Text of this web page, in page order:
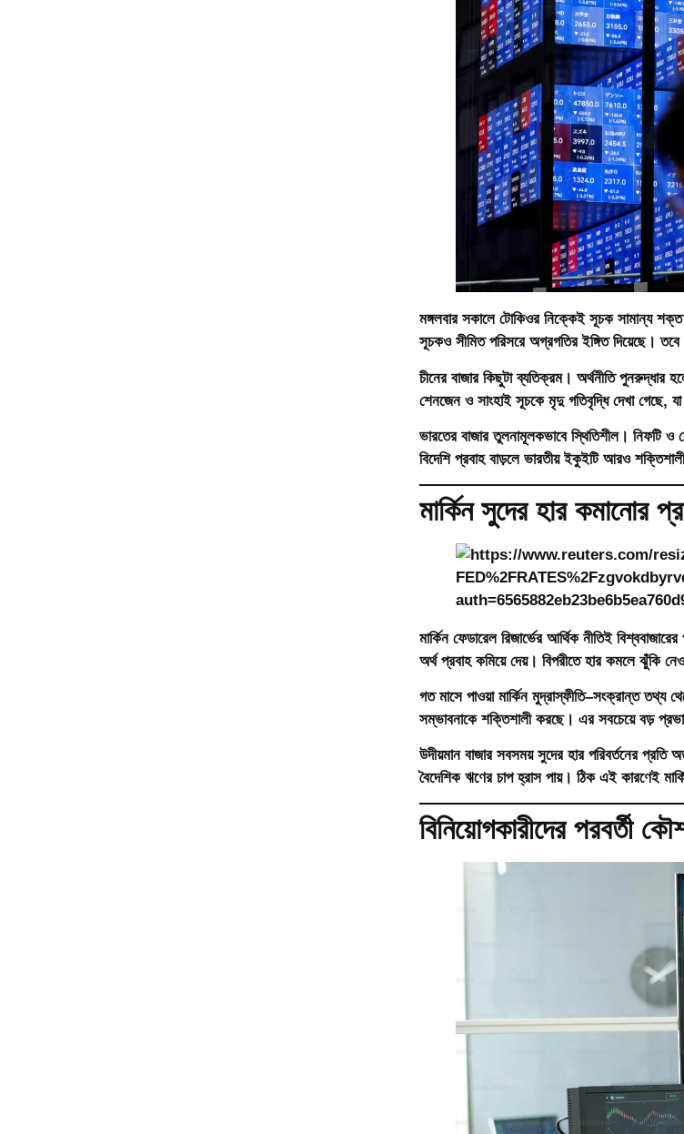
মঙ্গলবার সকালে টোকিওর নিক্কেই সূচক সামান্য শক্ত
সূচকও সীমিত পরিসরে অগ্রগতির ইঙ্গিত দিয়েছে।
চীনের বাজার কিছুটা ব্যতিক্রম। অর্থনীতি পুনরুদ্ধার
শেনজেন ও সাংহাই সূচকে মৃদু গতিবৃদ্ধি দেখা গেছে, যা
ভারতের বাজার তুলনামূলকভাবে স্থিতিশীল। নিফটি ও
বিদেশি প্রবাহ বাড়লে ভারতীয় ইকুইটি আরও
মার্কিন সুদের হার কমানোর
মার্কিন ফেডারেল রিজার্ভের আর্থিক নীতিই
অর্থ প্রবাহ কমিয়ে দেয়। বিপরীতে হার কমলে ঝুঁকি
গত মাসে পাওয়া মার্কিন মুদ্রাস্ফীতি–সংক্রান্ত
সম্ভাবনাকে শক্তিশালী করছে। এর সবচেয়ে বড়
উদীয়মান বাজার সবসময় সুদের হার পরিবর্তনের
বৈদেশিক ঋণের চাপ হ্রাস পায়। ঠিক এই কারণেই
বিনিয়োগকারীদের পরবর্তী